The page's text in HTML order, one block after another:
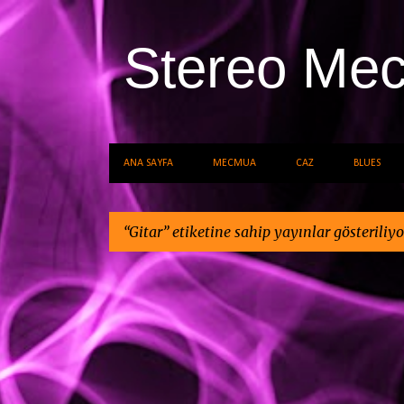
Stereo
ANA SAYFA MECMUA CAZ BLUES
Gitar etiketine sahip yayınlar
K
a
y
t